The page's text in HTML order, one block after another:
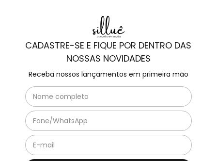
CADASTRE-SE E FIQUE POR DENTRO DAS
NOSSAS NOVIDADES
Receba nossos lançamentos em primeira mão